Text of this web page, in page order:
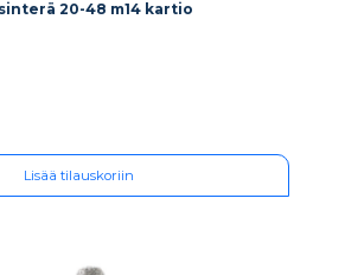
20-48 m14 kartio
Lisää tilauskoriin